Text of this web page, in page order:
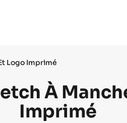
Logo Imprimé
À
Imprimé